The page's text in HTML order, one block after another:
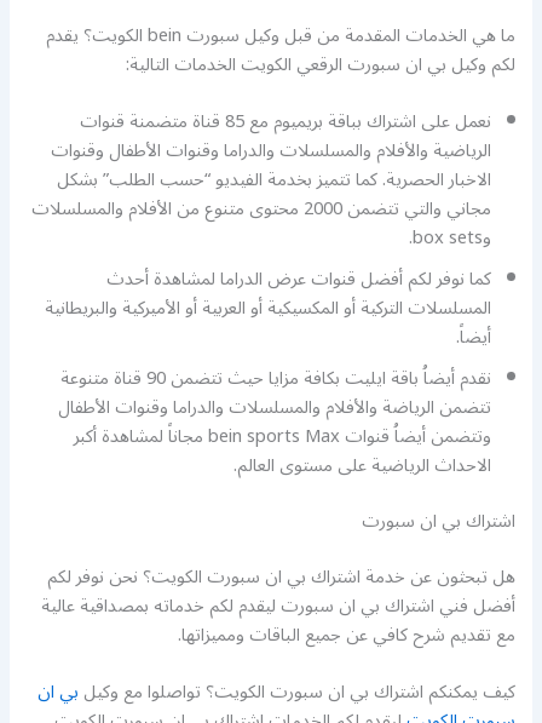
ما هي الخدمات المقدمة من قبل وكيل سبورت bein الكويت؟ يقدم
لكم وكيل بي ان سبورت الرقعي الكويت الخدمات التالية:
نعمل على اشتراك بباقة بريميوم مع 85 قناة متضمنة قنوات
الرياضية والأفلام والمسلسلات والدراما وقنوات الأطفال وقنوات
الاخبار الحصرية. كما تتميز بخدمة الفيديو “حسب الطلب” بشكل
مجاني والتي تتضمن 2000 محتوى متنوع من الأفلام والمسلسلات
وbox sets.
كما نوفر لكم أفضل قنوات عرض الدراما لمشاهدة أحدث
المسلسلات التركية أو المكسيكية أو العربية أو الأميركية والبريطانية
أيضاً.
نقدم أيضاُ باقة ايليت بكافة مزايا حيث تتضمن 90 قناة متنوعة
تتضمن الرياضة والأفلام والمسلسلات والدراما وقنوات الأطفال
وتتضمن أيضاُ قنوات bein sports Max مجاناً لمشاهدة أكبر
الاحداث الرياضية على مستوى العالم.
اشتراك بي ان سبورت
هل تبحثون عن خدمة اشتراك بي ان سبورت الكويت؟ نحن نوفر لكم
أفضل فني اشتراك بي ان سبورت ليقدم لكم خدماته بمصداقية عالية
مع تقديم شرح كافي عن جميع الباقات ومميزاتها.
كيف يمكنكم اشتراك بي ان سبورت الكويت؟ تواصلوا مع وكيلبي ان